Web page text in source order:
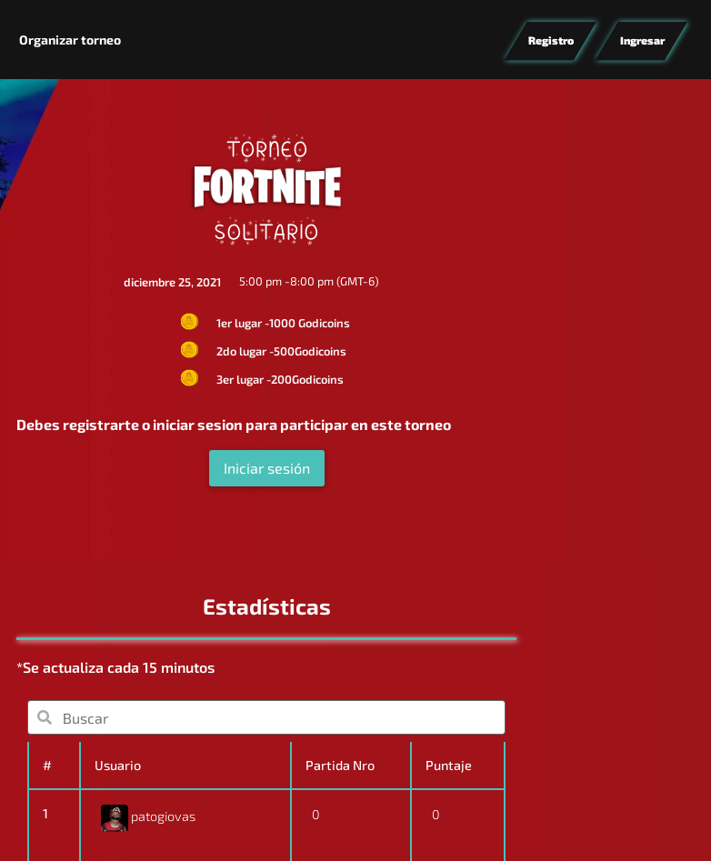
Organizar torneo Registro Ingresar
TORNEO
SOLITARIO
diciembre 25, 2021 5:00 pm -8:00 pm (GMT-6)
1er lugar -1000 Godicoins
2do lugar -500Godicoins
3er lugar -200Godicoins
Debes registrarte o iniciar sesion para participar en este torneo
Iniciar sesión
Estadísticas
*Se actualiza cada 15 minutos
# Usuario Partida Nro Puntaje
1 patogiovas 0 0